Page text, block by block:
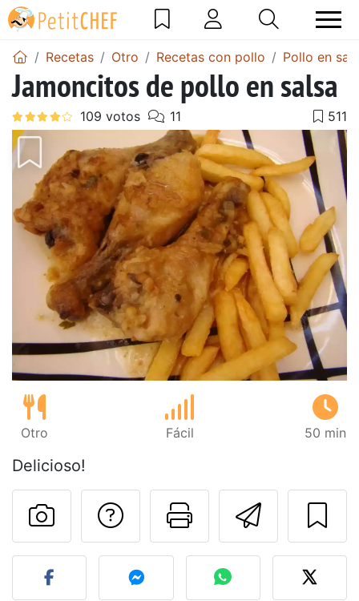
Recetas Otro Recetas con pollo Pollo en
Jamoncitos de pollo en salsa
Otro Fácil 50 min
Delicioso!
Imprimir
Preguntar al autor
Publicar la foto de esta